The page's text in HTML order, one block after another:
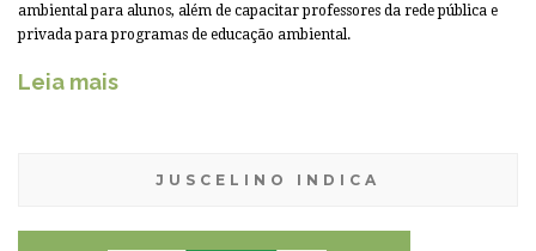
ambiental para alunos, além de capacitar professores da rede pública e
privada para programas de educação ambiental.
Leia mais
JUSCELINO INDICA